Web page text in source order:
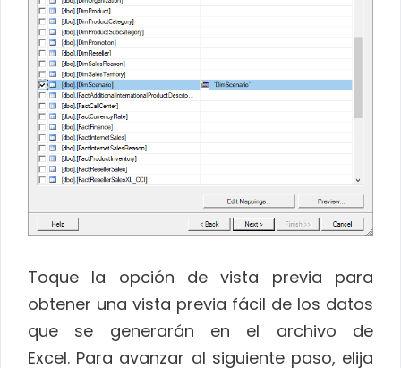
Toque la opción de vista previa para
obtener una vista previa fácil de los datos
que se generarán en el archivo de
Excel. Para avanzar al siguiente paso, elija